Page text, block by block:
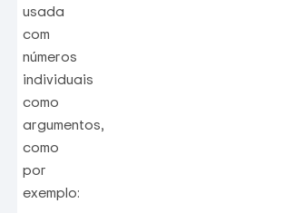
usada
com
números
individuais
como
argumentos,
como
por
exemplo: